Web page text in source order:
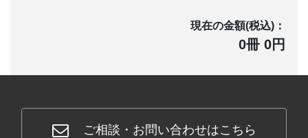
現在の金額(税込)：
0冊 0円
ご相談・お問い合わせはこちら